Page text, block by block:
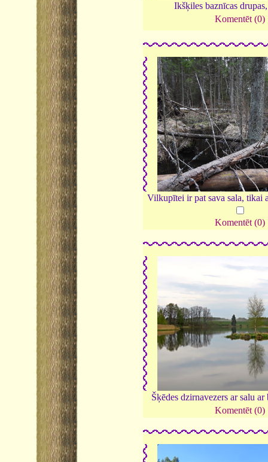
Ikšķiles baznīcas
Komentēt (0)
Vilkupītei ir pat sava sala, tikai
Komentēt (0)
Šķēdes dzirnavezers ar salu
Komentēt (0)